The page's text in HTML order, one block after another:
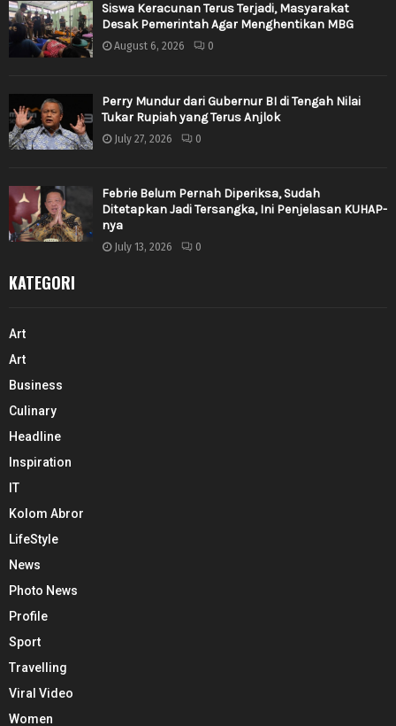
Siswa Keracunan Terus Terjadi, Masyarakat
Desak Pemerintah Agar Menghentikan MBG
August 6, 2026 0
Perry Mundur dari Gubernur BI di Tengah Nilai
Tukar Rupiah yang Terus Anjlok
July 27, 2026 0
Febrie Belum Pernah Diperiksa, Sudah
Ditetapkan Jadi Tersangka, Ini Penjelasan KUHAP-
nya
July 13, 2026 0
KATEGORI
Art
Art
Business
Culinary
Headline
Inspiration
IT
Kolom Abror
LifeStyle
News
Photo News
Profile
Sport
Travelling
Viral Video
Women